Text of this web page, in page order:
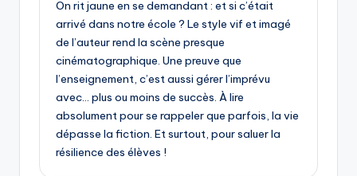
On rit jaune en se demandant : et si c’était
arrivé dans notre école ? Le style vif et imagé
de l’auteur rend la scène presque
cinématographique. Une preuve que
l’enseignement, c’est aussi gérer l’imprévu
avec… plus ou moins de succès. À lire
absolument pour se rappeler que parfois, la vie
dépasse la fiction. Et surtout, pour saluer la
résilience des élèves !